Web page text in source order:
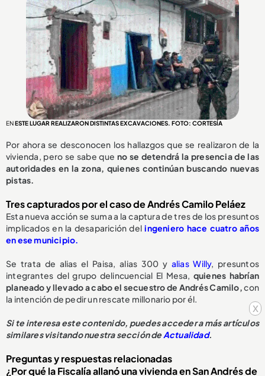
x
ENESTE LUGAR REALIZARON DISTINTAS EXCAVACIONES. FOTO: CORTESÍA
Por ahora se desconocen los hallazgos que se realizaron de la
vivienda, pero se sabe que no se detendrá la presencia de las
autoridades en la zona, quienes continúan buscando nuevas
pistas.
Tres capturados por el caso de Andrés Camilo Peláez
Esta nueva acción se suma a la captura de tres de los presuntos
implicados en la desaparición delingeniero hace cuatro años
en ese municipio.
Se trata de alias el Paisa, alias 300 y alias Willy, presuntos
integrantes del grupo delincuencial El Mesa, quienes habrían
planeado y llevado a cabo el secuestro de Andrés Camilo,con
la intención de pedir un rescate millonario por él.
Si te interesa este contenido, puedes acceder a más artículos
similares visitando nuestra sección deActualidad.
Preguntas y respuestas relacionadas
¿Por qué la Fiscalía allanó una vivienda en San Andrés de